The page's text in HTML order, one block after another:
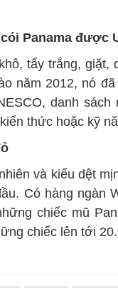
Panama được
tẩy trắng, giặt,
năm 2012, nó
danh sách
thức hoặc kỹ
và kiểu dệt
Có hàng ngàn
chiếc mũ
chiếc lên tới